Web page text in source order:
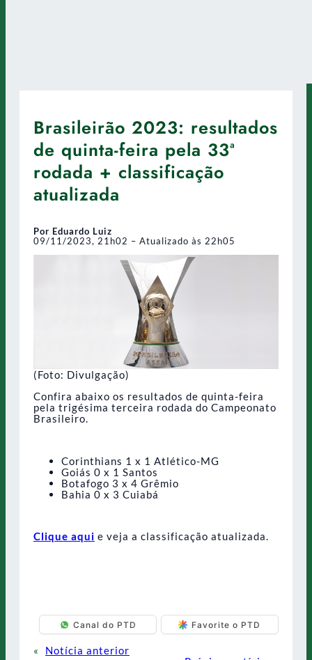
Brasileirão 2023: resultados
de quinta-feira pela 33ª
rodada + classificação
atualizada
Por Eduardo Luiz
09/11/2023, 21h02 – Atualizado às 22h05
(Foto: Divulgação)
Confira abaixo os resultados de quinta-feira
pela trigésima terceira rodada do Campeonato
Brasileiro.
Corinthians 1 x 1 Atlético-MG
Goiás 0 x 1 Santos
Botafogo 3 x 4 Grêmio
Bahia 0 x 3 Cuiabá
Clique aqui e veja a classificação atualizada.
Canal do PTD Favorite o PTD
«
Notícia anterior